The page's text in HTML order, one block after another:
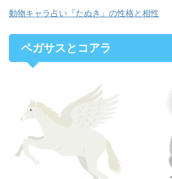
動物キャラ占い『たぬき』の性格と相性
ペガサスとコアラ